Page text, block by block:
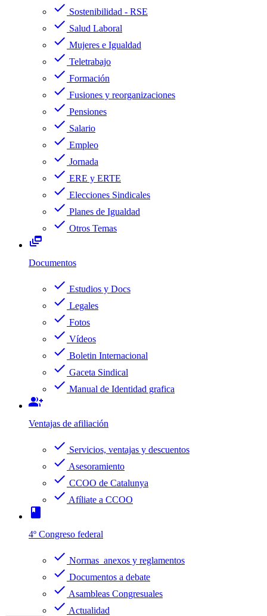
check Sostenibilidad - RSE
check Salud Laboral
check Mujeres e Igualdad
check Teletrabajo
check Formación
check Fusiones y reorganizaciones
check Pensiones
check Salario
check Empleo
check Jornada
check ERE y ERTE
check Elecciones Sindicales
check Planes de Igualdad
check Otros Temas
dynamic_feed
Documentos
check Estudios y Docs
check Legales
check Fotos
check Vídeos
check Boletin Internacional
check Gaceta Sindical
check Manual de Identidad grafica
group_add
Ventajas de afiliación
check Servicios, ventajas y descuentos
check Asesoramiento
check CCOO de Catalunya
check Afíliate a CCOO
book
4º Congreso federal
check Normas anexos y reglamentos
check Documentos a debate
check Asambleas Congresuales
check Actualidad